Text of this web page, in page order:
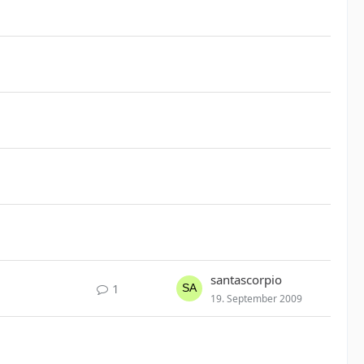
1
santascorpio
19. September 2009